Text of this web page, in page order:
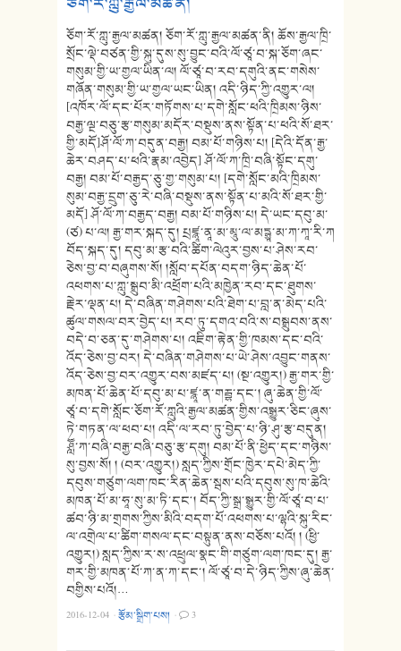
ཅོག་རོ་ཀླུ་རྒྱལ་མཚན། ཅོག་རོ་ཀླུ་རྒྱལ་མཚན་ནི། ཆོས་རྒྱལ་ཁྲི་
སྲོང་ལྡེ་བཙན་གྱི་སྐུ་དུས་སུ་བྱུང་བའི་ལོ་ཙཱ་བ་སྐ་ཅོག་ཞང་
གསུམ་གྱི་ཡ་གྱལ་ཡིན་ལ། ལོ་ཙཱ་བ་རབ་དགུའི་ནང་གསེས་
གཞོན་གསུམ་གྱི་ཡ་གྱལ་ཡང་ཡིན། འདི་ཉིད་ཀྱི་འགྱུར་ལ།
[འཁོར་ལོ་དང་པོར་གཏོགས་པ་དགེ་སློང་ཕའི་ཁྲིམས་ཉིས་
བརྒྱ་ལྔ་བཅུ་རྩ་གསུམ་མདོར་བསྡུས་ནས་སྟོན་པ་ཕའི་སོ་ཐར་
གྱི་མདོ]ཤོ་ལོ་ཀ་བདུན་བརྒྱ། བམ་པོ་གཉིས་པ། [དེའི་དོན་རྒྱ་
ཆེར་བཤད་པ་ཕའི་རྣམ་འབྱེད] ཤོ་ལོ་ཀ་ཁྲི་བཞི་སྟོང་དགུ་
བརྒྱ། བམ་པོ་བརྒྱད་ཅུ་གྱ་གསུམ་པ། [དགེ་སློང་མའི་ཁྲིམས་
སུམ་བརྒྱ་དྲུག་ཅུ་རེ་བཞི་བསྡུས་ནས་སྟོན་པ་མའི་སོ་ཐར་གྱི་
མདོ] ཤོ་ལོ་ཀ་བརྒྱད་བརྒྱ། བམ་པོ་གཉིས་པ། དེ་ཡང་དབུ་མ་
(ཙ) པ་ལ། རྒྱ་གར་སྐད་དུ། པྲཛྙཱ་ནཱ་མ་མཱུ་ལ་མདྷྱཱ་མ་ཀ་ཀཱ་རི་ཀ
བོད་སྐད་དུ། དབུ་མ་རྩ་བའི་ཚིག་ལེའུར་བྱས་པ་ཤེས་རབ་
ཅེས་བྱ་བ་བཞུགས་སོ། །སློབ་དཔོན་བདག་ཉིད་ཆེན་པོ་
འཕགས་པ་ཀླུ་སྒྲུབ་མི་འཕྲོག་པའི་མཁྱེན་རབ་དང་ཐུགས་
རྗེར་ལྡན་པ། དེ་བཞིན་གཤེགས་པའི་ཐེག་པ་བླ་ན་མེད་པའི་
ཚུལ་གསལ་བར་བྱེད་པ། རབ་ཏུ་དགའ་བའི་ས་བསྒྲུབས་ནས་
བདེ་བ་ཅན་དུ་གཤེགས་པ། འཇིག་རྟེན་གྱི་ཁམས་དང་བའི་
འོད་ཅེས་བྱ་བར། དེ་བཞིན་གཤེགས་པ་ཡེ་ཤེས་འབྱུང་གནས་
འོད་ཅེས་བྱ་བར་འགྱུར་བས་མཛད་པ། (སྔ་འགྱུར།) རྒྱ་གར་གྱི་
མཁན་པོ་ཆེན་པོ་དབུ་མ་པ་ཛྙཱ་ན་གརྦྷ་དང༌། ཞུ་ཆེན་གྱི་ལོ་
ཙཱ་བ་དགེ་སློང་ཅོག་རོ་ཀླུའི་རྒྱལ་མཚན་གྱིས་འསྒྱུར་ཅིང་ཞུས་
ཏེ་གཏན་ལ་ཕབ་པ། འདི་ལ་རབ་ཏུ་བྱེད་པ་ཉི་ཤུ་རྩ་བདུན།
ཤླཽ་ཀ་བཞི་བརྒྱ་བཞི་བཅུ་རྩ་དགུ། བམ་པོ་ནི་ཕྱེད་དང་གཉིས་
སུ་བྱས་སོ། ། (བར་འགྱུར།) སླད་ཀྱིས་གྲོང་ཁྱེར་དཔེ་མེད་ཀྱི་
དབུས་གཙུག་ལག་ཁང་རིན་ཆེན་སྦས་པའི་དབུས་སུ་ཁ་ཆེའི་
མཁན་པོ་མ་ཧཱ་སུ་མ་ཏི་དང༌། བོད་ཀྱི་སྒྲ་སྒྱུར་གྱི་ལོ་ཙཱ་བ་པ་
ཚབ་ཉི་མ་གྲགས་ཀྱིས་མིའི་བདག་པོ་འཕགས་པ་ལྷའི་སྐུ་རིང་
ལ་འགྲེལ་པ་ཚིག་གསལ་དང་བསྟུན་ནས་བཅོས་པའོ། ། (ཕྱི་
འགྱུར།) སླད་ཀྱིས་ར་ས་འཕྲུལ་སྣང་གི་གཙུག་ལག་ཁང་དུ། རྒྱ་
གར་གྱི་མཁན་པོ་ཀ་ན་ཀ་དང་། ལོ་ཙཱ་བ་དེ་ཉིད་ཀྱིས་ཞུ་ཆེན་
བགྱིས་པའོ།…
2016-12-04 ·རྩོམ་སྒྲིག་པས། · 3